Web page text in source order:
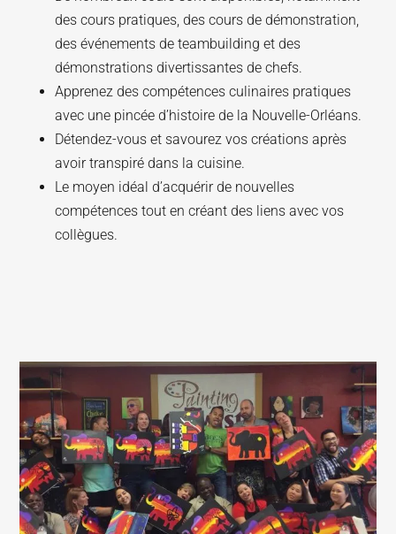
des cours pratiques, des cours de démonstration,
des événements de teambuilding et des
démonstrations divertissantes de chefs.
Apprenez des compétences culinaires pratiques
avec une pincée d’histoire de la Nouvelle-Orléans.
Détendez-vous et savourez vos créations après
avoir transpiré dans la cuisine.
Le moyen idéal d’acquérir de nouvelles
compétences tout en créant des liens avec vos
collègues.